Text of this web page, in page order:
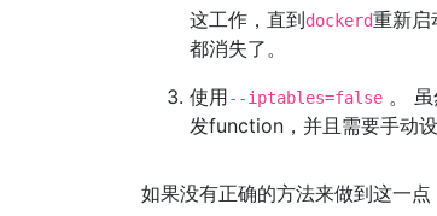
这工作，直到dockerd重新启
都消失了。
使用--iptables=false 。
发function，并且需要手动设
如果没有正确的方法来做到这一